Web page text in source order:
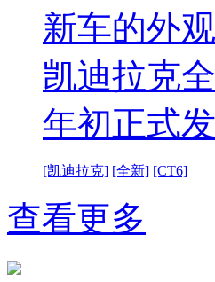
新车的外
凯迪拉克
年初正式发
[凯迪拉克] [全新] [CT6]
查看更多